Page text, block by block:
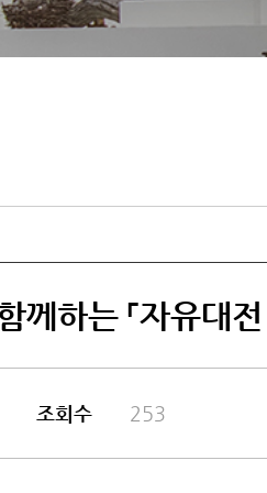
께하는 「자유대
조회수 253